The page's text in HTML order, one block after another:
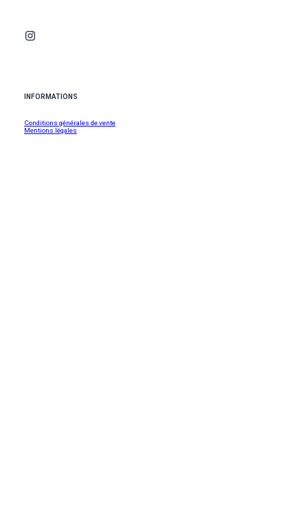
INFORMATIONS
Conditions générales de vente
Mentions légales